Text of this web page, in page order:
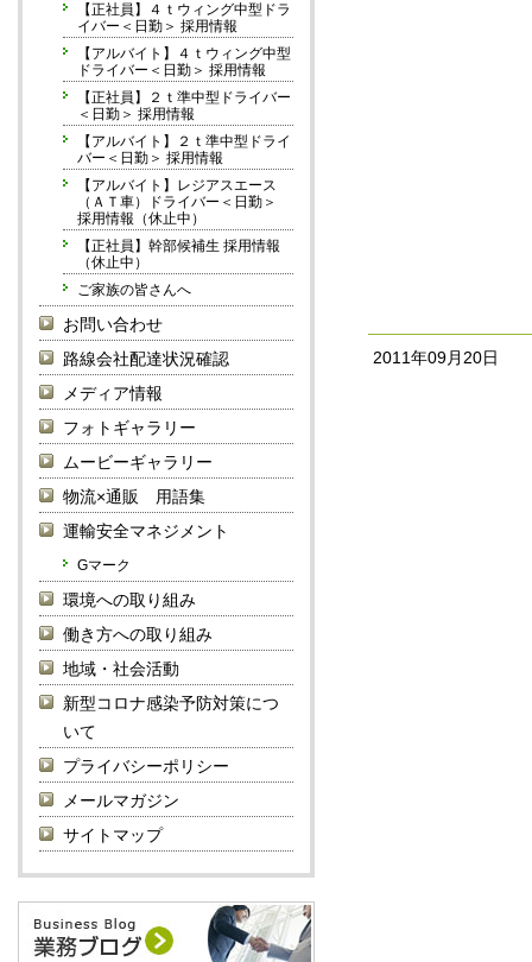
【正社員】４ｔウィング中型ドラ
イバー＜日勤＞ 採用情報
【アルバイト】４ｔウィング中型
ドライバー＜日勤＞ 採用情報
【正社員】２ｔ準中型ドライバー
＜日勤＞ 採用情報
【アルバイト】２ｔ準中型ドライ
バー＜日勤＞ 採用情報
【アルバイト】レジアスエース
（ＡＴ車）ドライバー＜日勤＞
採用情報（休止中）
【正社員】幹部候補生 採用情報
（休止中）
ご家族の皆さんへ
お問い合わせ
路線会社配達状況確認
メディア情報
フォトギャラリー
ムービーギャラリー
物流×通販 用語集
運輸安全マネジメント
Gマーク
環境への取り組み
働き方への取り組み
地域・社会活動
新型コロナ感染予防対策につ
いて
プライバシーポリシー
メールマガジン
サイトマップ
2011年09月20日